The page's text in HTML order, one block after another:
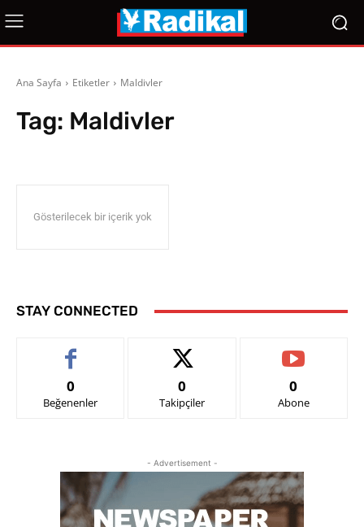
Ana Sayfa Etiketler Maldivler
Tag: Maldivler
Gösterilecek bir içerik yok
STAY CONNECTED
0
Beğenenler
0
Takipçiler
0
Abone
- Advertisement -